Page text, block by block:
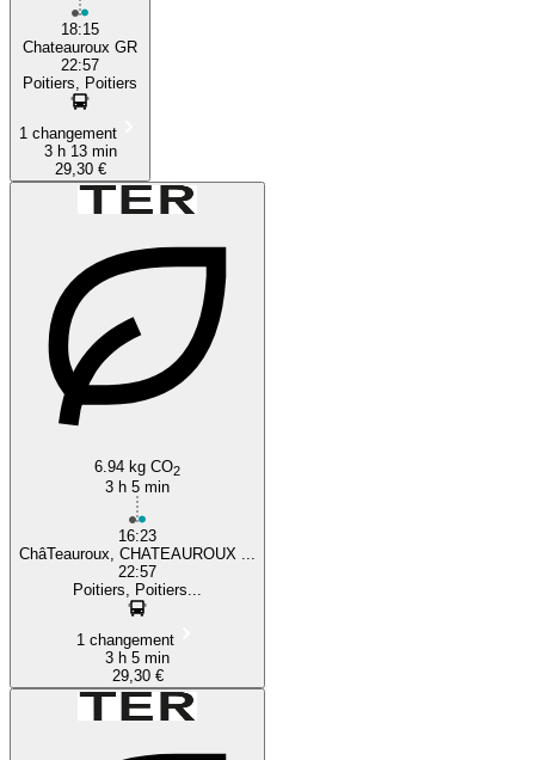
18:15
Chateauroux GR
22:57
Poitiers, Poitiers
1 changement
3 h 13 min
29,30 €
6.94 kg CO2
3 h 5 min
16:23
ChâTeauroux, CHATEAUROUX ...
22:57
Poitiers, Poitiers...
1 changement
3 h 5 min
29,30 €